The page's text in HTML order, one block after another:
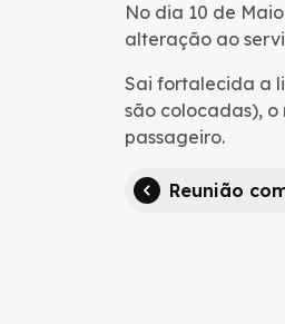
No dia 10 de
alteração ao
Sai fortalecida a
são colocadas), o
passageiro.